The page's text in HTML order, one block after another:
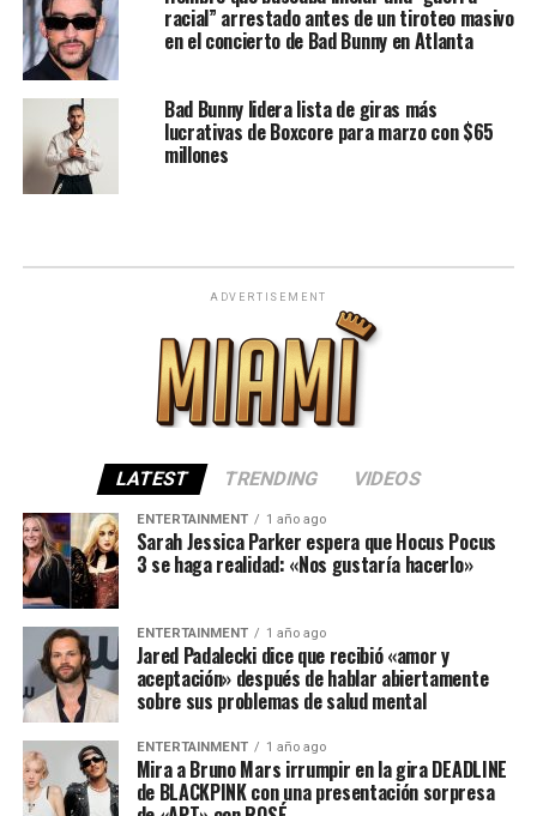
racial” arrestado antes de un tiroteo masivo
en el concierto de Bad Bunny en Atlanta
Bad Bunny lidera lista de giras más
lucrativas de Boxcore para marzo con $65
millones
ADVERTISEMENT
LATEST TRENDING VIDEOS
ENTERTAINMENT 1 año ago
Sarah Jessica Parker espera que Hocus Pocus
3 se haga realidad: «Nos gustaría hacerlo»
ENTERTAINMENT 1 año ago
Jared Padalecki dice que recibió «amor y
aceptación» después de hablar abiertamente
sobre sus problemas de salud mental
ENTERTAINMENT 1 año ago
Mira a Bruno Mars irrumpir en la gira DEADLINE
de BLACKPINK con una presentación sorpresa